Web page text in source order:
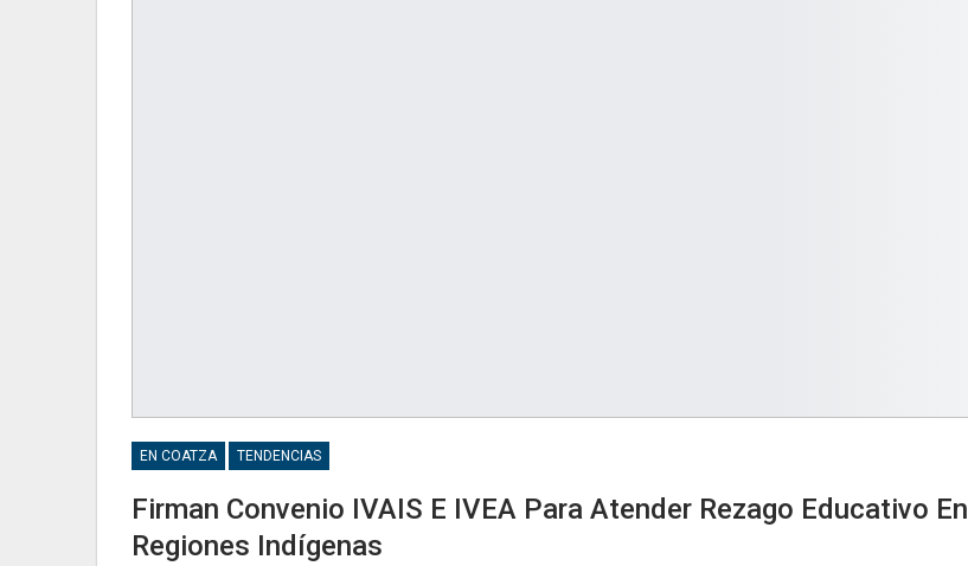
EN COATZA TENDENCIAS
Firman Convenio IVAIS E IVEA Para Atender Rezago Educativo En
Regiones Indígenas